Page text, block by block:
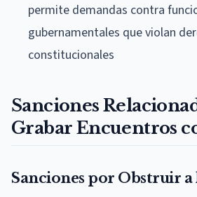
permite demandas contra
gubernamentales que violan
constitucionales
Sanciones
Grabar Encuentros
Sanciones por Obstruir a